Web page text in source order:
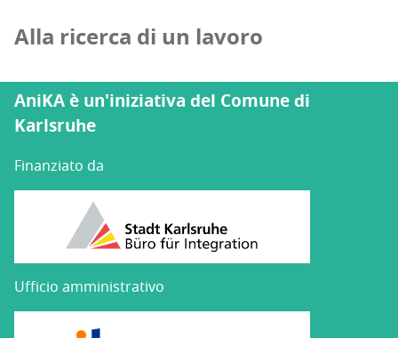
Alla ricerca di un lavoro
AniKA è un'iniziativa del Comune di
Karlsruhe
Finanziato da
Ufficio amministrativo